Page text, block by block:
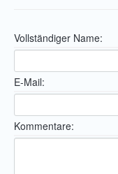
Vollständiger Name:
E-Mail:
Kommentare: